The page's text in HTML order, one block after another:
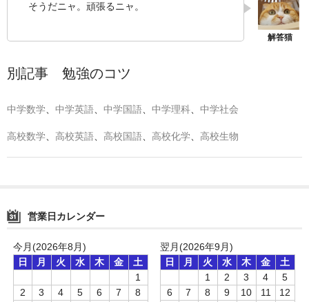
そうだニャ。頑張るニャ。
別記事 勉強のコツ
中学数学 中学英語 中学国語 中学理科 中学社会
高校数学 高校英語 高校国語 高校化学 高校生物
営業日カレンダー
今月(2026年8月)
日
月 火 水 木 金
土
1
2
3 4 5 6 7
8
翌月(2026年9月)
日
月 火 水 木 金
土
1
2 3 4
5
6
7 8 9 10 11
12